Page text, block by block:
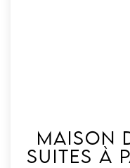
Maison
suites à